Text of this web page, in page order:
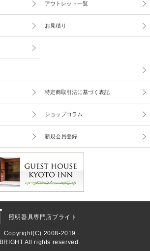
アウトレット一覧
お見積り
特定商取引法に基づく表記
ショップコラム
新規会員登録
照明器具専門店ブライト
Copyright(C) 2008-2019
BRIGHT All rights reserved.